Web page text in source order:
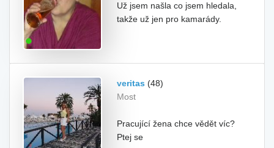
Už jsem našla co jsem hledala,
takže už jen pro kamarády.
veritas (48)
Most
Pracující žena chce vědět víc?
Ptej se